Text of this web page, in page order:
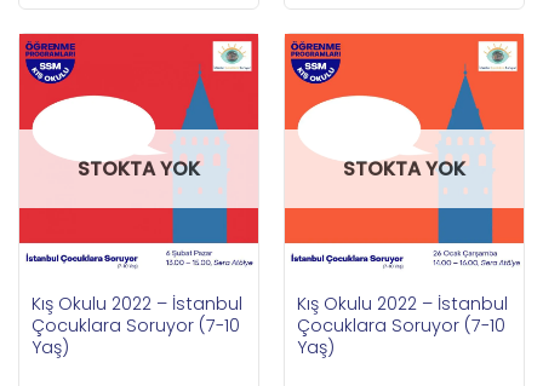
STOKTA YOK
Kış Okulu 2022 – İstanbul
Çocuklara Soruyor (7-10
Yaş)
STOKTA YOK
Kış Okulu 2022 – İstanbul
Çocuklara Soruyor (7-10
Yaş)